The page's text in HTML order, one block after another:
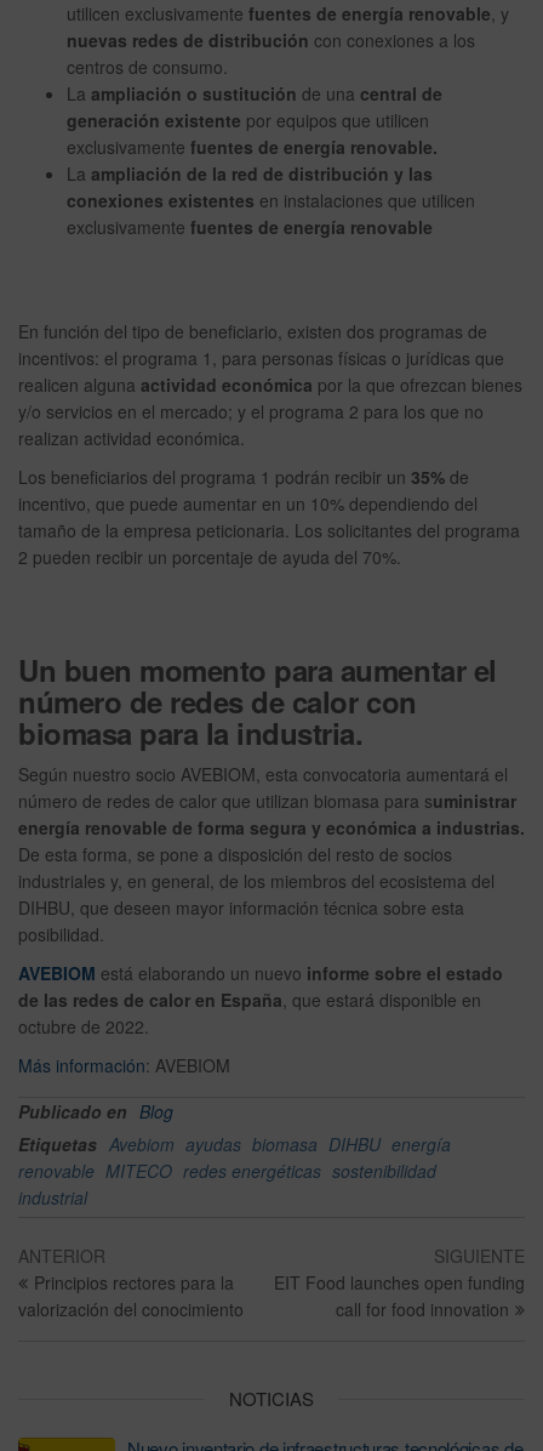
utilicen exclusivamente fuentes de energía renovable, y
nuevas redes de distribución con conexiones a los
centros de consumo.
La ampliación o sustitución de una central de
generación existente por equipos que utilicen
exclusivamente fuentes de energía renovable.
La ampliación de la red de distribución y las
conexiones existentes en instalaciones que utilicen
exclusivamente fuentes de energía renovable
En función del tipo de beneficiario, existen dos programas de
incentivos: el programa 1, para personas físicas o jurídicas que
realicen alguna actividad económica por la que ofrezcan bienes
y/o servicios en el mercado; y el programa 2 para los que no
realizan actividad económica.
Los beneficiarios del programa 1 podrán recibir un 35% de
incentivo, que puede aumentar en un 10% dependiendo del
tamaño de la empresa peticionaria. Los solicitantes del programa
2 pueden recibir un porcentaje de ayuda del 70%.
Un buen momento para aumentar el
número de redes de calor con
biomasa para la industria.
Según nuestro socio AVEBIOM, esta convocatoria aumentará el
número de redes de calor que utilizan biomasa para suministrar
energía renovable de forma segura y económica a industrias.
De esta forma, se pone a disposición del resto de socios
industriales y, en general, de los miembros del ecosistema del
DIHBU, que deseen mayor información técnica sobre esta
posibilidad.
AVEBIOM está elaborando un nuevo informe sobre el estado
de las redes de calor en España, que estará disponible en
octubre de 2022.
Más información: AVEBIOM
Publicado en Blog
Etiquetas Avebiom ayudas biomasa DIHBU energía
renovable MITECO redes energéticas sostenibilidad
industrial
ANTERIOR
Principios rectores para la
valorización del conocimiento
SIGUIENTE
EIT Food launches open funding
call for food innovation
NOTICIAS